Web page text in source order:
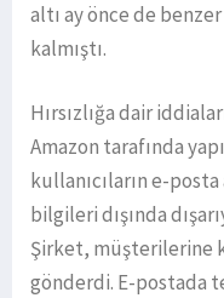
altı ay önce de benzer
kalmıştı.
Hırsızlığa dair
Amazon tarafında
kullanıcıların e-
bilgileri dışında
Şirket, müşterilerine
gönderdi. E-postada